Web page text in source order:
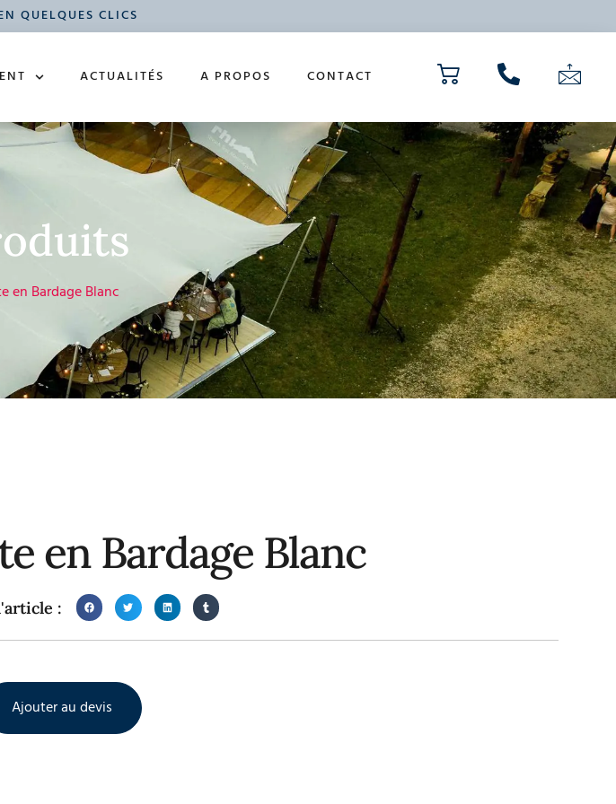
QUELQUES CLICS
ACTUALITÉS A PROPOS CONTACT
en Bardage Blanc
en Bardage Blanc
:
Ajouter au devis